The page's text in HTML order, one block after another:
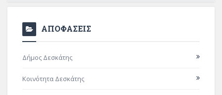
ΑΠΟΦΑΣΕΙΣ
Δήμος Δεσκάτης
Κοινότητα Δεσκάτης